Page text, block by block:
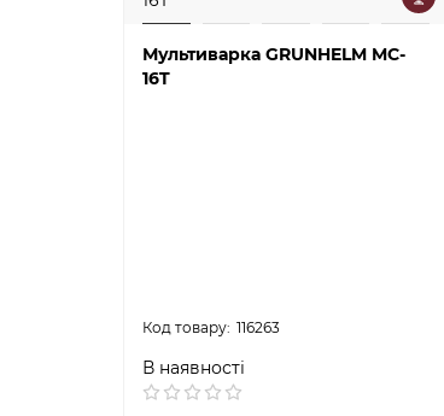
Мультиварка GRUNHELM MC-
16T
116263
В наявності